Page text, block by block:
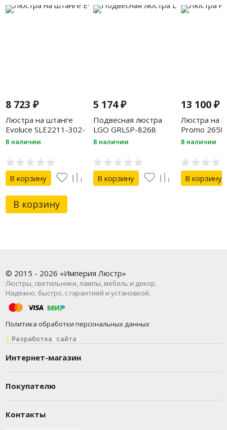
8 723 ₽
Люстра на штанге
Evoluce SLE2211-302-
04
В наличии
В корзину
5 174₽
Подвесная люстра
LGO GRLSP-8268
В наличии
В корзину
13 100₽
Люстра на
Promo
В наличии
В корзину
В корзину
© 2015 - 2026 «Империя Люстр»
Люстры, светильники, лампы, мебель и декор.
Надёжно, быстро, с гарантией и установкой.
Политика обработки персональных данных
❯ Разработка сайта
Интернет-магазин
Покупателю
Контакты